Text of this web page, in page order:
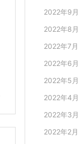
2022年9月
2022年8月
2022年7月
2022年6月
2022年5月
2022年4月
2022年3月
2022年2月